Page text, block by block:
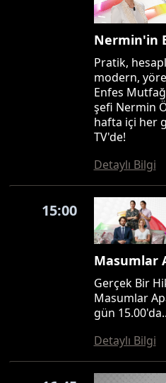
Nermin'in
Pratik,
modern,
Enfes
şefi Nermin
hafta içi her
TV'de!
Detaylı Bilgi
15:00
Masumlar
Gerçek Bir
Masumlar
gün
Detaylı Bilgi